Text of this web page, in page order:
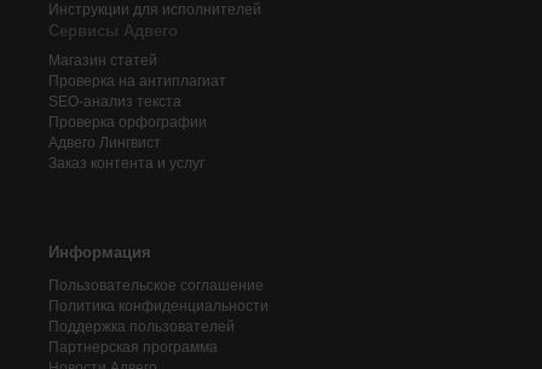
Инструкции для исполнителей
Сервисы Адвего
Магазин статей
Проверка на антиплагиат
SEO-анализ текста
Проверка орфографии
Адвего Лингвист
Заказ контента и услуг
Информация
Пользовательское соглашение
Политика конфиденциальности
Поддержка пользователей
Партнерская программа